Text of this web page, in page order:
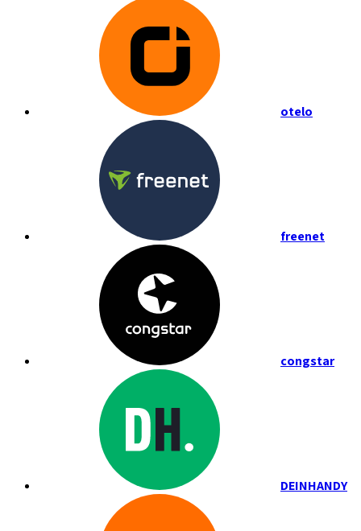
otelo
freenet
congstar
DEINHANDY